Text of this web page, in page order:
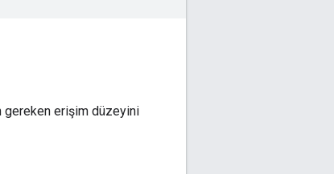
gereken erişim düzeyini